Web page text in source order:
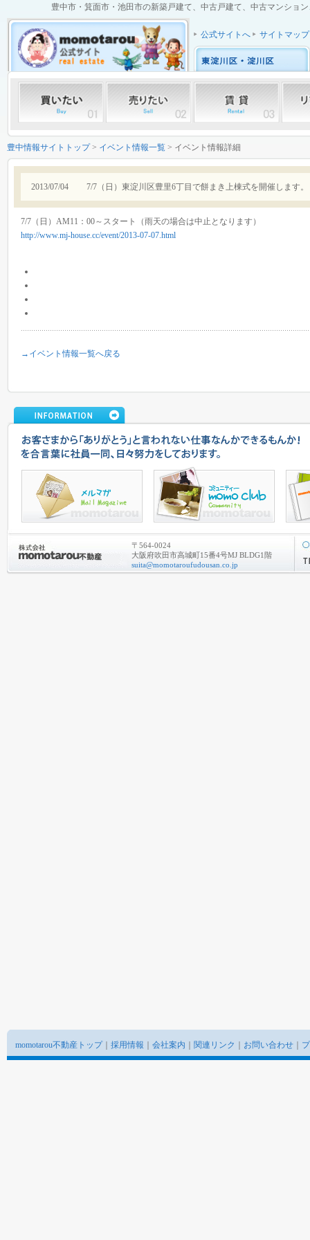
豊中市・箕面市・池田市の新築戸建て、中古戸建て、中古マンショ
公式サイトへ サイトマップ
豊中情報サイトトップ> イベント情報一覧 > イベント情報詳細
2013/07/04 7/7（日）東淀川区豊里6丁目で餅まき上棟式を開催します。
7/7（日）AM11：00～スタート（雨天の場合は中止となります）
http://www.mj-house.cc/event/2013-07-07.html
→イベント情報一覧へ戻る
〒564-0024
大阪府吹田市高城町15番4号MJ BLDG1階
suita@momotaroufudousan.co.jp
momotarou不動産トップ｜ 採用情報 会社案内 関連リンク お問い合わせ